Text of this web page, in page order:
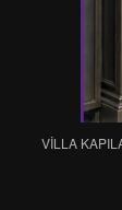
VİLLA